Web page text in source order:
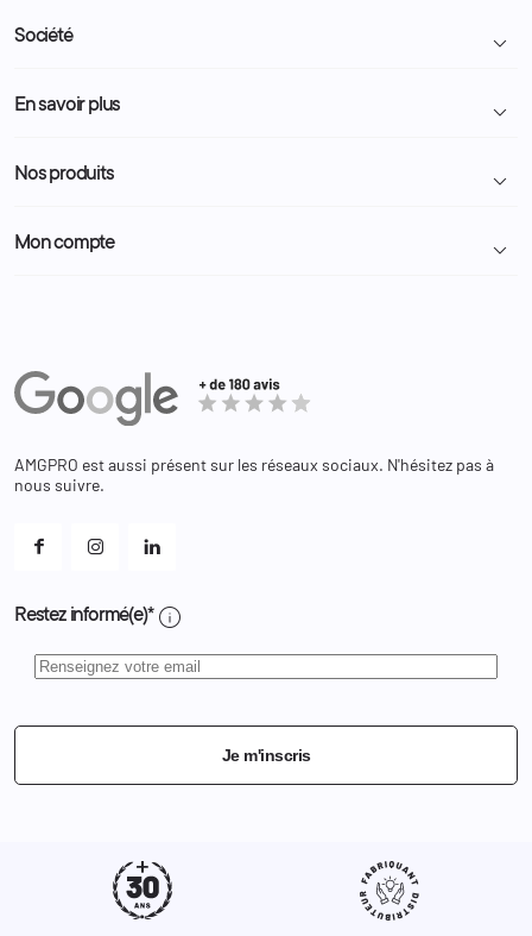
Société 
Livraison et retour colis
Demande de devis
Nous contacter
En savoir plus 
Programme Fidélité
Administration
Nos produits 
Police Municipale | ASVP
Equipements
Bagagerie
Mon compte 
Adresses
Bons de réduction
Et les cookies ?
AMGPRO est aussi présent sur les réseaux sociaux. N'hésitez pas à
nous suivre.
Restez informé(e)* info
Je m'inscris